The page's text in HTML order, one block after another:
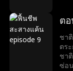
คว
ต
ชา
ตร
ชา
ซ่อ